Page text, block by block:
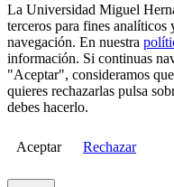
La Universidad Miguel
terceros para fines analíticos
navegación. En nuestra
información. Si continuas
"Aceptar", consideramos
quieres rechazarlas pulsa
debes hacerlo.
Aceptar Rechazar